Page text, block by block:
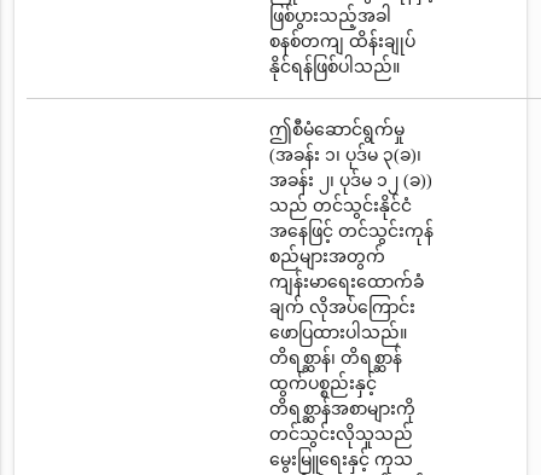
ဖြစ်ပွားသည့်အခါ
စနစ်တကျ ထိန်းချုပ်
နိုင်ရန်ဖြစ်ပါသည်။
ဤစီမံဆောင်ရွက်မှု
(အခန်း ၁၊ ပုဒ်မ ၃(ခ)၊
အခန်း ၂၊ ပုဒ်မ ၁၂ (ခ))
သည် တင်သွင်းနိုင်ငံ
အနေဖြင့် တင်သွင်းကုန်
စည်များအတွက်
ကျန်းမာရေးထောက်ခံ
ချက် လိုအပ်ကြောင်း
ဖောပြထားပါသည်။
တိရစ္ဆာန်၊ တိရစ္ဆာန်
ထွက်ပစ္စည်းနှင့်
တိရစ္ဆာန်အစာများကို
တင်သွင်းလိုသူသည်
မွေးမြူရေးနှင့် ကုသ